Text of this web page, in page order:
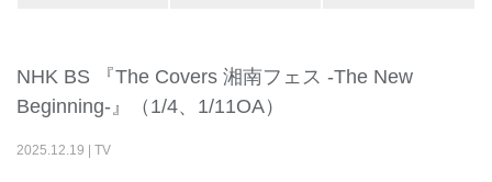
NHK BS 『The Covers 湘南フェス -The New
Beginning-』（1/4、1/11OA）
2025.12.19 TV